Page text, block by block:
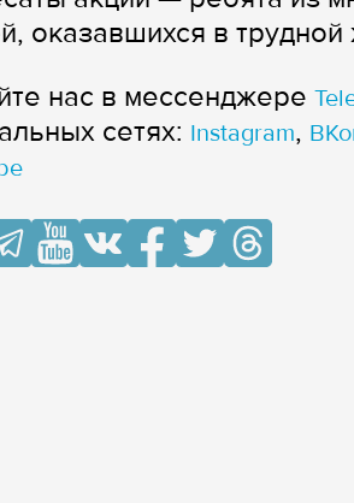
оказавшихся в
нас в мессенджере
сетях: Instagram,